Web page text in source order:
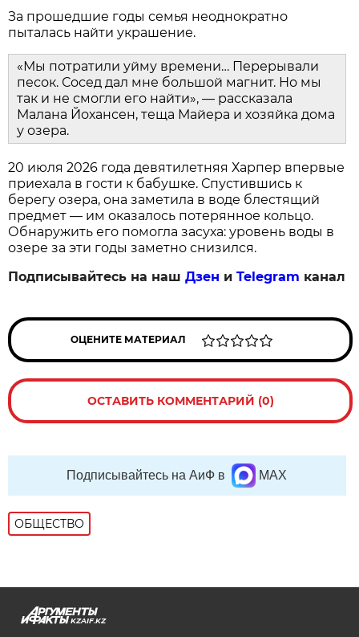
За прошедшие годы семья неоднократно
пыталась найти украшение.
«Мы потратили уйму времени… Перерывали
песок. Сосед дал мне большой магнит. Но мы
так и не смогли его найти», — рассказала
Малана Йохансен, теща Майера и хозяйка дома
у озера.
20 июля 2026 года девятилетняя Харпер впервые
приехала в гости к бабушке. Спустившись к
берегу озера, она заметила в воде блестящий
предмет — им оказалось потерянное кольцо.
Обнаружить его помогла засуха: уровень воды в
озере за эти годы заметно снизился.
Подписывайтесь на нашДзен иTelegram канал
ОЦЕНИТЕ МАТЕРИАЛ
ОСТАВИТЬ КОММЕНТАРИЙ (0)
Подписывайтесь на АиФ в MAX
ОБЩЕСТВО
KZAIF.KZ